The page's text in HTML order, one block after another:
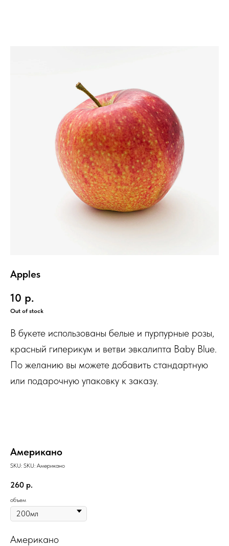
Apples
10 р.
Out of stock
В букете использованы белые и пурпурные розы,
красный гиперикум и ветви эвкалипта Baby Blue.
По желанию вы можете добавить стандартную
или подарочную упаковку к заказу.
Американо
SKU: SKU: Американо
260 р.
объем
Американо